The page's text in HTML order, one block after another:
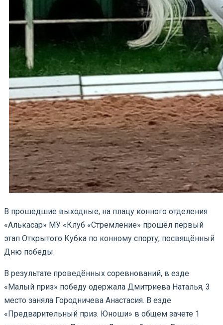
В прошедшие выходные, на плацу конного отделения
«Алькасар» МУ «Клуб «Стремление» прошёл первый
этап Открытого Кубка по конному спорту, посвящённый
Дню победы.
В результате проведённых соревнований, в езде
«Малый приз» победу одержала Дмитриева Наталья, 3
место заняла Городничева Анастасия. В езде
«Предварительный приз. Юноши» в общем зачете 1